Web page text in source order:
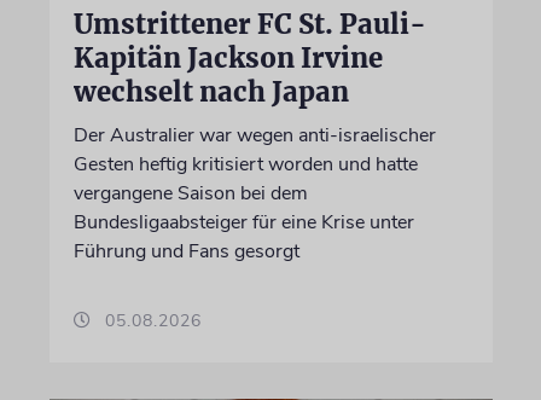
Umstrittener FC St. Pauli-
Kapitän Jackson Irvine
wechselt nach Japan
Der Australier war wegen anti-israelischer
Gesten heftig kritisiert worden und hatte
vergangene Saison bei dem
Bundesligaabsteiger für eine Krise unter
Führung und Fans gesorgt
05.08.2026